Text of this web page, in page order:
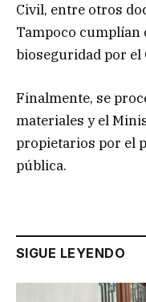
Civil, entre otros
Tampoco cumplían
bioseguridad por el
Finalmente, se
materiales y el
propietarios por el
pública.
SIGUE LEYENDO